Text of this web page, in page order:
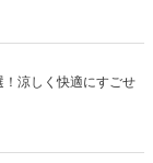
涼しく快適にすごせ